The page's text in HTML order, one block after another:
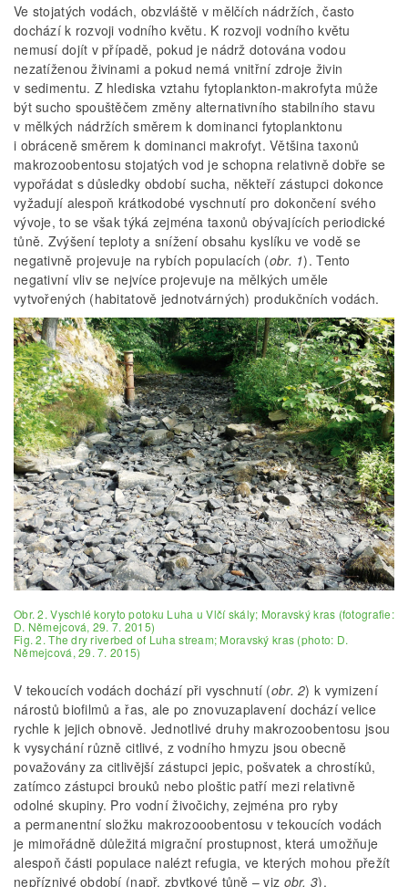
Ve stojatých vodách, obzvláště v mělčích nádržích, často
dochází k rozvoji vodního květu. K rozvoji vodního květu
nemusí dojít v případě, pokud je nádrž dotována vodou
nezatíženou živinami a pokud nemá vnitřní zdroje živin
v sedimentu. Z hlediska vztahu fytoplankton-makrofyta může
být sucho spouštěčem změny alternativního stabilního stavu
v mělkých nádržích směrem k dominanci fytoplanktonu
i obráceně směrem k dominanci makrofyt. Většina taxonů
makrozoobentosu stojatých vod je schopna relativně dobře se
vypořádat s důsledky období sucha, někteří zástupci dokonce
vyžadují alespoň krátkodobé vyschnutí pro dokončení svého
vývoje, to se však týká zejména taxonů obývajících periodické
tůně. Zvýšení teploty a snížení obsahu kyslíku ve vodě se
negativně projevuje na rybích populacích (obr. 1). Tento
negativní vliv se nejvíce projevuje na mělkých uměle
vytvořených (habitatově jednotvárných) produkčních vodách.
Obr. 2. Vyschlé koryto potoku Luha u Vlčí skály; Moravský kras (fotografie:
D. Němejcová, 29. 7. 2015)
Fig. 2. The dry riverbed of Luha stream; Moravský kras (photo: D.
Němejcová, 29. 7. 2015)
V tekoucích vodách dochází při vyschnutí (obr. 2) k vymizení
nárostů biofilmů a řas, ale po znovuzaplavení dochází velice
rychle k jejich obnově. Jednotlivé druhy makrozoobentosu jsou
k vysychání různě citlivé, z vodního hmyzu jsou obecně
považovány za citlivější zástupci jepic, pošvatek a chrostíků,
zatímco zástupci brouků nebo ploštic patří mezi relativně
odolné skupiny. Pro vodní živočichy, zejména pro ryby
a permanentní složku makrozooobentosu v tekoucích vodách
je mimořádně důležitá migrační prostupnost, která umožňuje
alespoň části populace nalézt refugia, ve kterých mohou přežít
nepříznivé období (např. zbytkové tůně – viz obr. 3).